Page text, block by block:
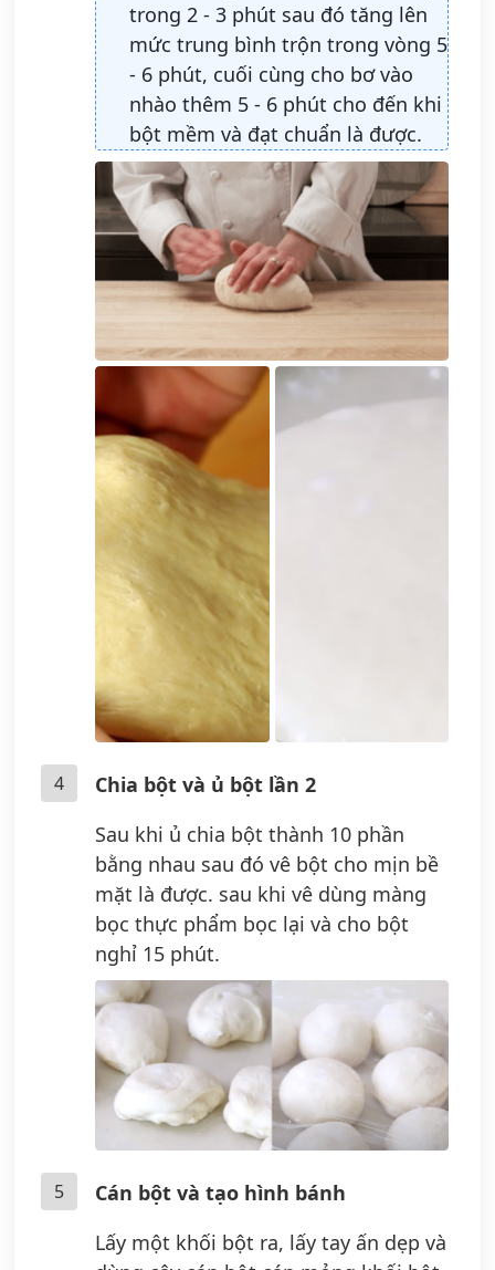
trong 2 - 3 phút sau đó tăng lên
mức trung bình trộn trong vòng 5
- 6 phút, cuối cùng cho bơ vào
nhào thêm 5 - 6 phút cho đến khi
bột mềm và đạt chuẩn là được.
4
Chia bột và ủ bột lần 2
Sau khi ủ chia bột thành 10 phần
bằng nhau sau đó vê bột cho mịn bề
mặt là được. sau khi vê dùng màng
bọc thực phẩm bọc lại và cho bột
nghỉ 15 phút.
5
Cán bột và tạo hình bánh
Lấy một khối bột ra, lấy tay ấn dẹp và